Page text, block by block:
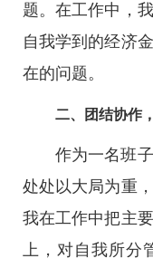
题。在工作中，
自我学到的经济
在的问题。
二、团结协作
作为一名班
处处以大局为重
我在工作中把主
上，对自我所分